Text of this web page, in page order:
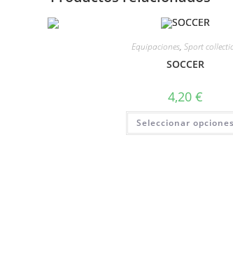
Equipaciones, Sport
SOCCER
4,20€
Seleccionar opciones